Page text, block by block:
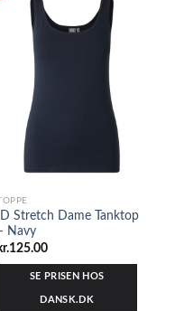
ID Stretch Dame Tanktop
Navy
125.00
SE PRISEN HOS
DANSK.DK